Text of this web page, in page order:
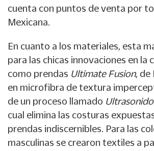
cuenta con puntos de venta por
Mexicana.
En cuanto a los materiales, esta
para las chicas innovaciones en la
como prendas Ultimate Fusion, de
en microfibra de textura
de un proceso llamado
cual elimina las costuras
prendas indiscernibles. Para las
masculinas se crearon textiles a